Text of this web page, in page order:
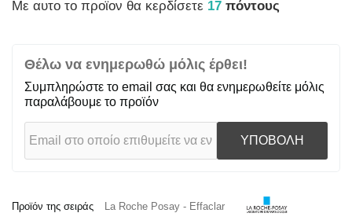
Mε αυτο το προϊον θα κερδίσετε 17 πόντους
Θέλω να ενημερωθώ μόλις έρθει!
Συμπληρώστε το email σας και θα ενημερωθείτε μόλις
παραλάβουμε το προϊόν
ΥΠΟΒΟΛΗ
Προϊόν της σειράς La Roche Posay - Effaclar